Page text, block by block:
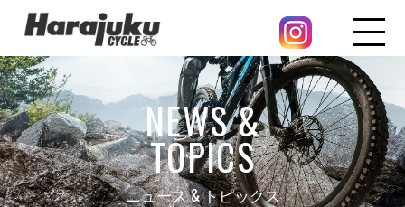
NEWS &
TOPICS
ニュース & トピックス